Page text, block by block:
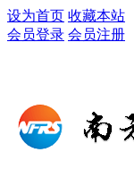
设为首页 收藏本站
会员登录 会员注册